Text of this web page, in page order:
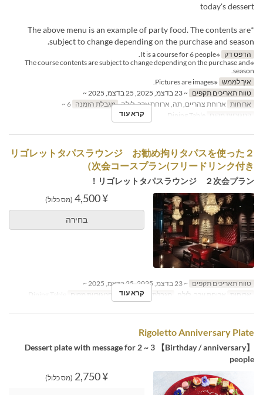
today's dessert
*The above menu is an example of party food. The contents are
subject to change depending on the purchase and season.
הדפס דק ※It is a course for 6 people.
※The course contents are subject to change depending on the purchase and
season.
איך לממש ※Pictures are images.
טווח תאריכים תקפים ~ 23 בדצמ, 2025, 25 בדצמ, 2025 ~
ארוחות ארוחת צהריים, תה, ארוחת ערב, לילה מגבלת הזמנה 6 ~
קטגוריית מקום
קרא עוד
リゴレットタパスラウンジ お勧め拘りタパスを使った２
次会コースプラン(フリードリンク付き）
リゴレットタパスラウンジ ２次会プラン！
¥ 4,500 (מס כלול)
בחירה
טווח תאריכים תקפים ~ 23 בדצמ, 2025, 25 בדצמ, 2025 ~
ארוחות ארוחת ערב, לילה מגבלת הזמנה 6 ~ קטגוריית מקום קרא עוד
Rigoletto Anniversary Plate
【Birthday / anniversary】 Dessert plate with message for 2 ~ 3
people
¥ 2,750 (מס כלול)